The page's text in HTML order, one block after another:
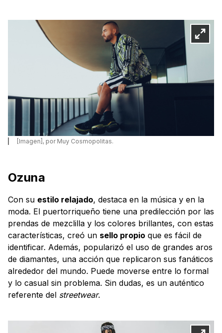
[Imagen], por Muy Cosmopolitas.
Ozuna
Con su estilo relajado, destaca en la música y en la
moda. El puertorriqueño tiene una predilección por las
prendas de mezclilla y los colores brillantes, con estas
características, creó un sello propio que es fácil de
identificar. Además, popularizó el uso de grandes aros
de diamantes, una acción que replicaron sus fanáticos
alrededor del mundo. Puede moverse entre lo formal
y lo casual sin problema. Sin dudas, es un auténtico
referente del streetwear.